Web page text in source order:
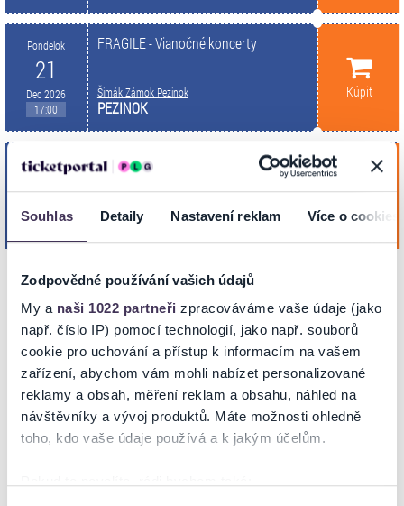
Souhlas Detaily Nastavení reklam Více o cookies
Zodpovědné používání vašich údajů
My a naši 1022 partneři zpracováváme vaše údaje (jako
např. číslo IP) pomocí technologií, jako např. souborů
cookie pro uchování a přístup k informacím na vašem
zařízení, abychom vám mohli nabízet personalizované
reklamy a obsah, měření reklam a obsahu, náhled na
návštěvníky a vývoj produktů. Máte možnosti ohledně
toho, kdo vaše údaje používá a k jakým účelům.
Pondelok
21
Dec 2026
17:00
FRAGILE - Vianočné koncerty
Šimák Zámok Pezinok
PEZINOK
Kúpiť
Streda
23
Dec 2026
FRAGILE - Vianočné koncerty
DK Ružinov - Veľká sála
BRATISLAVA
Kúpiť
POPIS
FRAGILEje slovenská vokálna skupinazložená z výrazných
speváckych osobností, ktoré bez použitia hudobných nástrojov, teda
a cappella, interpretujú známe svetové hity. Koncerty skupiny
FRAGILE sú plné nielen výbornej hudby, ale aj podmanivého humoru,
vďaka čomu zažijete neopakovateľný večer plný skvelej zábavy.